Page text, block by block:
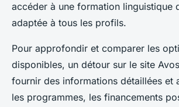
accéder à une formation linguistique
adaptée à tous les profils.
Pour approfondir et comparer les
disponibles, un détour sur le site
fournir des informations détaillées et
les programmes, les financements